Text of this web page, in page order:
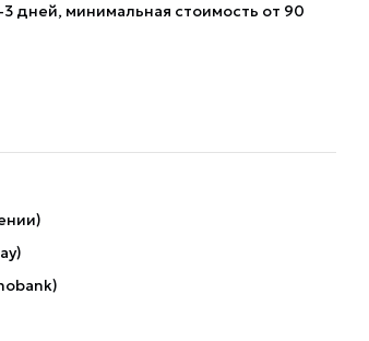
дней, минимальная стоимость от 90